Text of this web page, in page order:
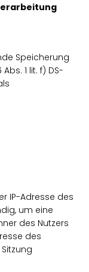
Speicherung
1 lit. f) DS-
IP-Adresse des
um eine
des Nutzers
des